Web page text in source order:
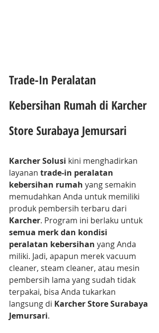
Trade-In Peralatan
Kebersihan Rumah di Karcher
Store Surabaya Jemursari
Karcher Solusi kini menghadirkan
layanan trade-in peralatan
kebersihan rumah yang semakin
memudahkan Anda untuk memiliki
produk pembersih terbaru dari
Karcher. Program ini berlaku untuk
semua merk dan kondisi
peralatan kebersihan yang Anda
miliki. Jadi, apapun merek vacuum
cleaner, steam cleaner, atau mesin
pembersih lama yang sudah tidak
terpakai, bisa Anda tukarkan
langsung di Karcher Store Surabaya
Jemursari.